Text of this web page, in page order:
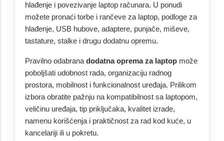
hlađenje i povezivanje laptop računara. U ponudi
možete pronaći torbe i rančeve za laptop, podloge za
hlađenje, USB hubove, adaptere, punjače, miševe,
tastature, stalke i drugu dodatnu opremu.
Pravilno odabrana dodatna oprema za laptop može
poboljšati udobnost rada, organizaciju radnog
prostora, mobilnost i funkcionalnost uređaja. Prilikom
izbora obratite pažnju na kompatibilnost sa laptopom,
veličinu uređaja, tip priključaka, kvalitet izrade,
namenu korišćenja i praktičnost za rad kod kuće, u
kancelariji ili u pokretu.